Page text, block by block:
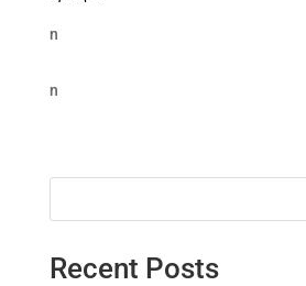
n
n
Recent Posts